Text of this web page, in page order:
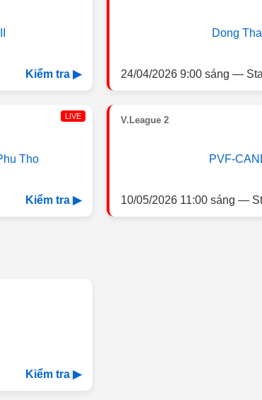
Kiểm tra ▶
Dong
24/04/2026 9:00 sáng —
LIVE
Tho
Kiểm tra ▶
V.League 2
PVF-
10/05/2026 11:00 sáng —
Kiểm tra ▶